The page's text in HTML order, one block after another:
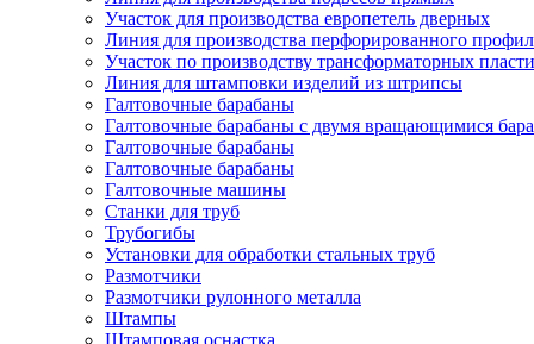
Участок для производства европетель дверных
Линия для производства перфорированного
Участок по производству трансформаторных
Линия для штамповки изделий из штрипсы
Галтовочные барабаны
Галтовочные барабаны с двумя вращающимися
Галтовочные барабаны
Галтовочные барабаны
Галтовочные машины
Станки для труб
Трубогибы
Установки для обработки стальных труб
Размотчики
Размотчики рулонного металла
Штампы